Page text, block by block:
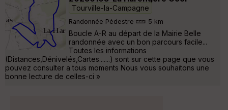
Tourville-la-Campagne
Randonnée Pédestre 5 km
Boucle A-R au départ de la Mairie Belle
randonnée avec un bon parcours facile...
Toutes les informations
(Distances,Dénivelés,Cartes.......) sont sur cette page que vous
pouvez consulter a tous moments Nous vous souhaitons une
bonne lecture de celles-ci »